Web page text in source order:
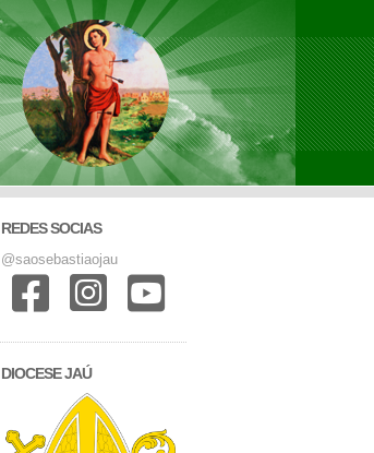
REDES SOCIAS
@saosebastiaojau
DIOCESE JAÚ